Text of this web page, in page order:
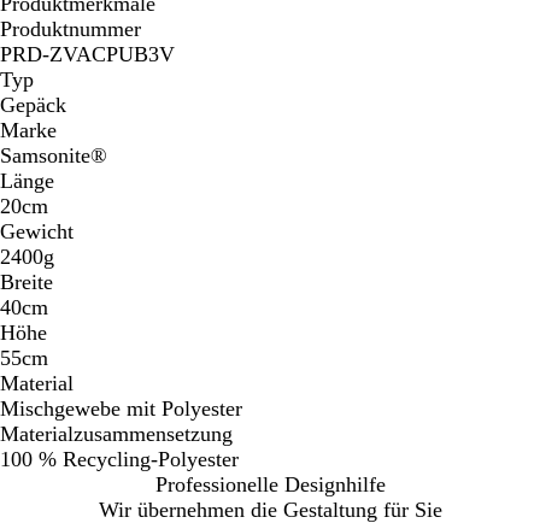
Produktnummer
PRD-ZVACPUB3V
Typ
Gepäck
Marke
Samsonite®
Länge
20cm
Gewicht
2400g
Breite
40cm
Höhe
55cm
Material
Mischgewebe mit Polyester
Materialzusammensetzung
100 % Recycling-Polyester
Professionelle Designhilfe
Wir übernehmen die Gestaltung für Sie